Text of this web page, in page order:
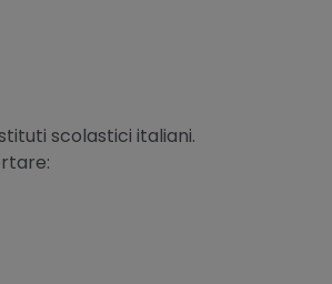
scolastici italiani.